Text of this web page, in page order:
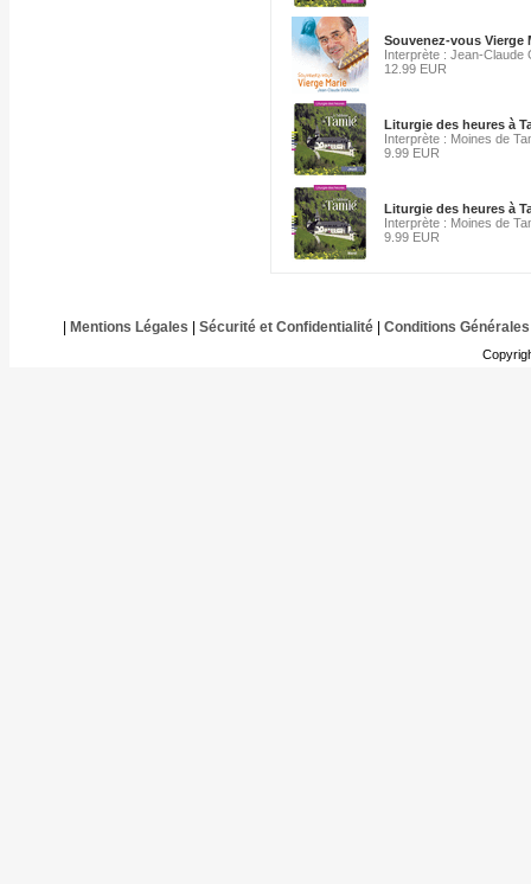
Souvenez-vous Vierge
Interprète : Jean-Claude
12.99 EUR
Liturgie des heures à
Interprète : Moines de
9.99 EUR
Liturgie des heures à
Interprète : Moines de
9.99 EUR
Mentions Légales Sécurité et Confidentialité| Conditions Générales